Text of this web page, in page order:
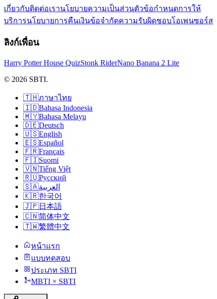
เกี่ยวกับติดต่อเรานโยบายความเป็นส่วนตัวข้อกำหนดการให้
บริการนโยบายการคืนเงินข้อจำกัดความรับผิดชอบโอเพนซอร์ส
ลิงก์เพื่อน
Harry Potter House QuizStonk RiderNano Banana 2 Lite
© 2026 SBTI.
🇹🇭ภาษาไทย
🇮🇩Bahasa Indonesia
🇲🇾Bahasa Melayu
🇩🇪Deutsch
🇺🇸English
🇪🇸Español
🇫🇷Français
🇫🇮Suomi
🇻🇳Tiếng Việt
🇷🇺Русский
🇸🇦العربية
🇰🇷한국어
🇯🇵日本語
🇨🇳简体中文
🇹🇼繁體中文
หน้าแรก
แบบทดสอบ
ประเภท SBTI
MBTI × SBTI